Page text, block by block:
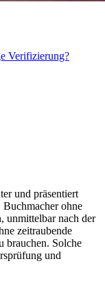
Verifizierung?
und präsentiert
ohne
unmittelbar nach der
zeitraubende
brauchen. Solche
und